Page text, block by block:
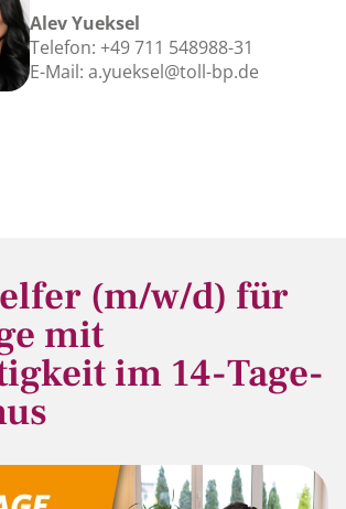
Alev Yueksel
Telefon: +49 711 548988-31
E-Mail: a.yueksel@toll-bp.de
(m/w/d) für
mit
im 14-Tage-